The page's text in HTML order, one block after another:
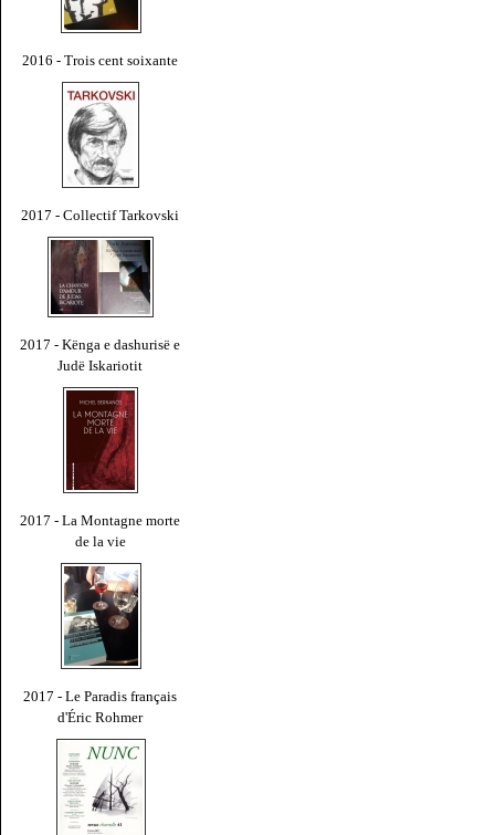
2016 - Trois cent soixante
2017 - Collectif Tarkovski
2017 - Kënga e dashurisë e
Judë Iskariotit
2017 - La Montagne morte
de la vie
2017 - Le Paradis français
d'Éric Rohmer